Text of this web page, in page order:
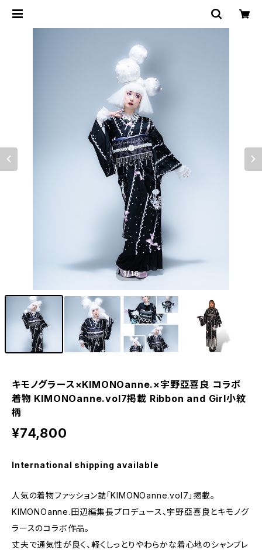
1/16
キモノグラース×KIMONOanne.×宇野亞喜良 コラボ
着物 KIMONOanne.vol7掲載 Ribbon and Girl小紋
柄
¥74,800
International shipping available
人気の着物ファッション誌「KIMONOanne.vol7」掲載。
KIMONOanne.田辺編集長プロデュース、宇野亞喜良とキモノグ
ラースのコラボ作品。
丈夫で通気性が良く、軽くしっとりやわらかな着心地のシャンブレ